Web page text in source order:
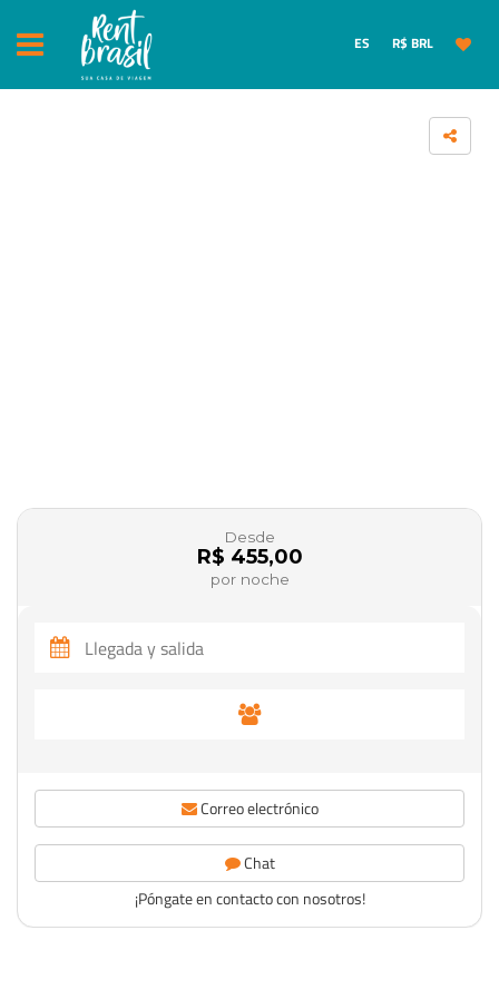
ES R$ BRL
Desde
R$ 455,00
por noche
Correo electrónico
Chat
¡Póngate en contacto con nosotros!